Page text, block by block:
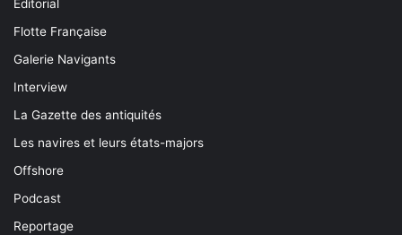
Éditorial
Flotte Française
Galerie Navigants
Interview
La Gazette des antiquités
Les navires et leurs états-majors
Offshore
Podcast
Reportage